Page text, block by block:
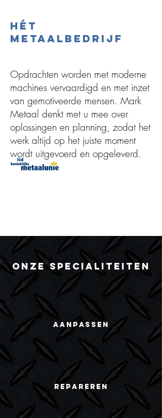
HéT
METAALBEDRIJF
Opdrachten worden met moderne
machines vervaardigd en met inzet
van gemotiveerde mensen. Mark
Metaal denkt met u mee over
oplossingen en planning, zodat het
werk altijd op het juiste moment
wordt uitgevoerd en opgeleverd.
ONZE SPECIALITEITEN
AANPASSEN
REPAREREN